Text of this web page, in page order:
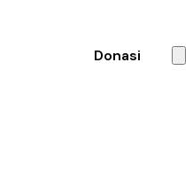
Donasi